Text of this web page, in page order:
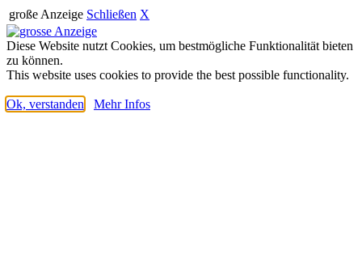
große Anzeige Schließen X
Diese Website nutzt Cookies, um bestmögliche Funktionalität bieten
zu können.
This website uses cookies to provide the best possible functionality.
Ok, verstanden Mehr Infos